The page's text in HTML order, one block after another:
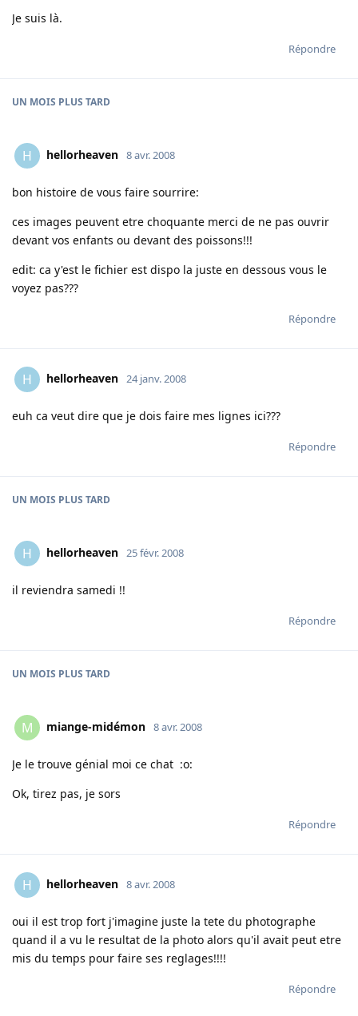
Je suis là.
Répondre
UN MOIS PLUS TARD
H hellorheaven 8 avr. 2008
bon histoire de vous faire sourrire:
ces images peuvent etre choquante merci de ne pas ouvrir
devant vos enfants ou devant des poissons!!!
edit: ca y'est le fichier est dispo la juste en dessous vous le
voyez pas???
Répondre
H hellorheaven 24 janv. 2008
euh ca veut dire que je dois faire mes lignes ici???
Répondre
UN MOIS PLUS TARD
H hellorheaven 25 févr. 2008
il reviendra samedi !!
Répondre
UN MOIS PLUS TARD
M miange-midémon 8 avr. 2008
Je le trouve génial moi ce chat :o:
Ok, tirez pas, je sors
Répondre
H hellorheaven 8 avr. 2008
oui il est trop fort j'imagine juste la tete du photographe
quand il a vu le resultat de la photo alors qu'il avait peut etre
mis du temps pour faire ses reglages!!!!
Répondre